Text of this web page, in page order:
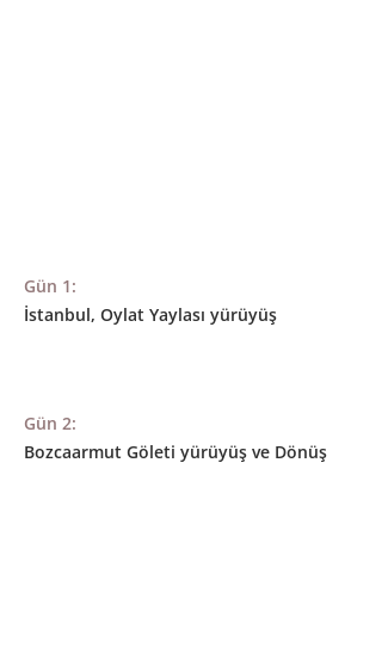
Gün 1:
İstanbul, Oylat Yaylası yürüyüş
Gün 2:
Bozcaarmut Göleti yürüyüş ve Dönüş